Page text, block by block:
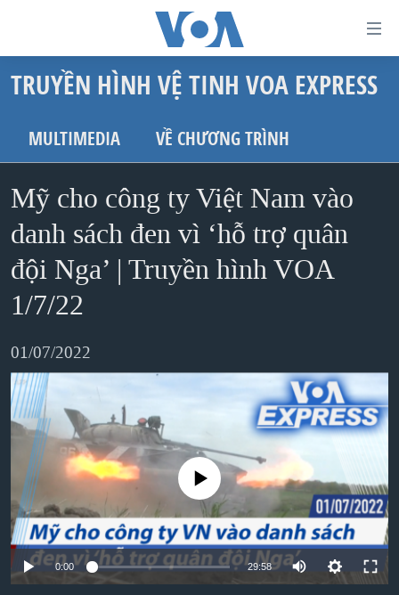
dẫn
truy
cập
dung
chính
Tới
điều
hướng
chính
Đi
tới
"Tìm"
TRANG CHỦ
VIỆT NAM
HOA KỲ
BIỂN ĐÔNG
THẾ GIỚI
BLOG
DIỄN ĐÀN
MỤC
TỰ DO BÁO CHÍ
VẠCH TRẦN TIN GIẢ
NGƯỜI VIỆT HẢI NGOẠI
ĐỜI SỐNG
KINH TẾ
KHOA HỌC
SỨC KHOẺ
CHUYÊN ĐỀ
CHIẾN TRANH THƯƠNG MẠI CỦA MỸ: QUÁ KHỨ VÀ HIỆN
TẠI
HÀNH TRÌNH BẦU CỬ 2024
MỘT NĂM CHIẾN TRANH TẠI DẢI GAZA
GIẢI MÃ VÀNH ĐAI & CON ĐƯỜNG
NGÀY TỊ NẠN THẾ GIỚI
TRỊNH VĨNH BÌNH - NGƯỜI HẠ 'BÊN THẮNG CUỘC'
HỌC TIẾNG ANH
VIDEO
NGHE
MẠNG XÃ HỘI
Ngôn ngữ khác
TRUYỀN HÌNH VỆ TINH VOA EXPRESS
MULTIMEDIA VỀ CHƯƠNG TRÌNH
Mỹ cho công ty Việt Nam vào
danh sách đen vì ‘hỗ trợ quân
đội Nga’ | Truyền hình VOA
1/7/22
01/07/2022
No media source currently available
0:00 29:58